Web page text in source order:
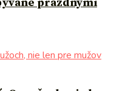
prázdnymi